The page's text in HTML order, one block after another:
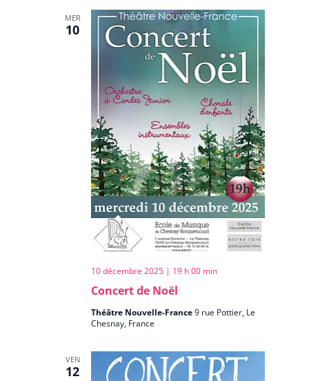
MER
10
Concert de Noël
10 décembre 2025 | 19 h 00 min
Théâtre Nouvelle-France9 rue Pottier, Le
Chesnay, France
VEN
12